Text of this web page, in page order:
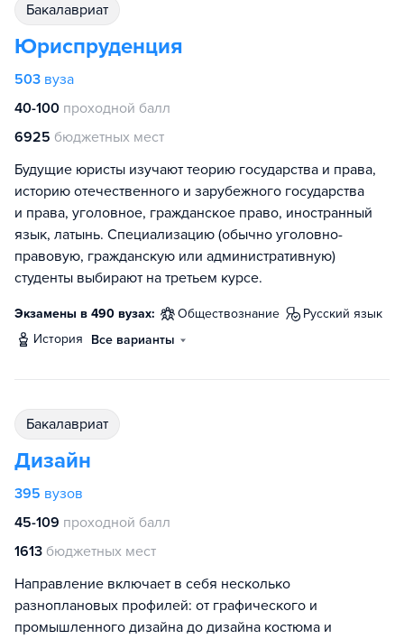
бакалавриат
Юриспруденция
503 вуза
40-100 проходной балл
6925 бюджетных мест
Будущие юристы изучают теорию государства и права,
историю отечественного и зарубежного государства
и права, уголовное, гражданское право, иностранный
язык, латынь. Специализацию (обычно уголовно-
правовую, гражданскую или административную)
студенты выбирают на третьем курсе.
Экзамены в 490 вузах: обществознание
русский язык
история
Все варианты
бакалавриат
Дизайн
395 вузов
45-109 проходной балл
1613 бюджетных мест
Направление включает в себя несколько
разноплановых профилей: от графического и
промышленного дизайна до дизайна костюма и